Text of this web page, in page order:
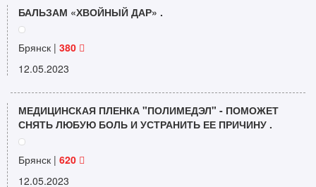
БАЛЬЗАМ «ХВОЙНЫЙ ДАР» .
Брянск | 380
12.05.2023
МЕДИЦИНСКАЯ ПЛЕНКА "ПОЛИМЕДЭЛ" - ПОМОЖЕТ
СНЯТЬ ЛЮБУЮ БОЛЬ И УСТРАНИТЬ ЕЕ ПРИЧИНУ .
Брянск | 620
12.05.2023